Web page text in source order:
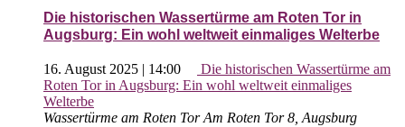
Die historischen Wassertürme am Roten Tor in
Augsburg: Ein wohl weltweit einmaliges Welterbe
16. August 2025 | 14:00
Die historischen Wassertürme am
Roten Tor in Augsburg: Ein wohl weltweit einmaliges
Welterbe
Wassertürme am Roten TorAm Roten Tor 8, Augsburg